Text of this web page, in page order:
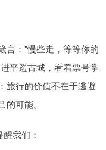
言："慢些走，等等你的
平遥古城，看着票号掌
旅行的价值不在于逃避
可能。
我们：